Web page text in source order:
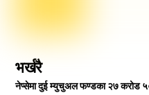
भर्खरै
नेप्सेमा दुई म्युचुअल फण्डका २७ करोड